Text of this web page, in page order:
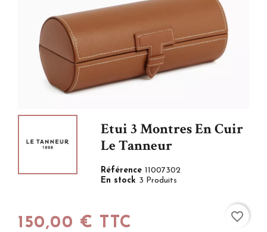
Etui 3 Montres En Cuir
Le Tanneur
Référence11007302
En stock 3 Produits
150,00 € TTC favorite_border